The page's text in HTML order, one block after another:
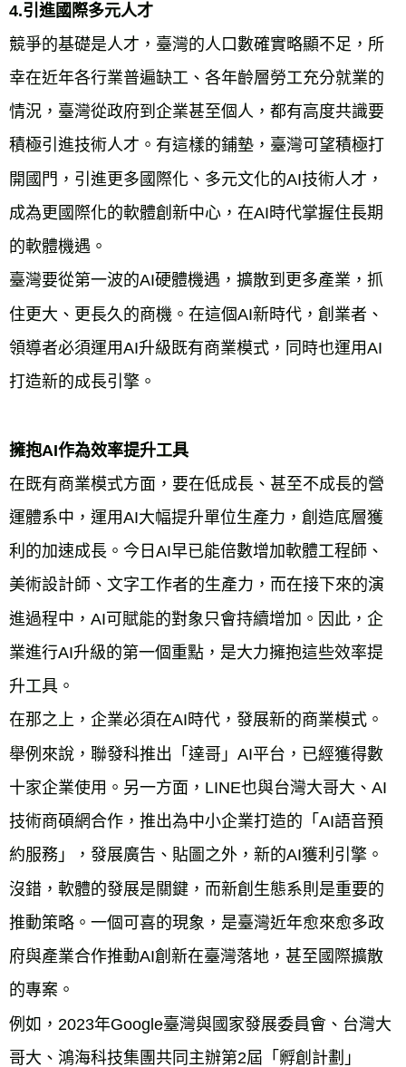
4.引進國際多元人才
競爭的基礎是人才，臺灣的人口數確實略顯不足，所
幸在近年各行業普遍缺工、各年齡層勞工充分就業的
情況，臺灣從政府到企業甚至個人，都有高度共識要
積極引進技術人才。有這樣的鋪墊，臺灣可望積極打
開國門，引進更多國際化、多元文化的AI技術人才，
成為更國際化的軟體創新中心，在AI時代掌握住長期
的軟體機遇。
臺灣要從第一波的AI硬體機遇，擴散到更多產業，抓
住更大、更長久的商機。在這個AI新時代，創業者、
領導者必須運用AI升級既有商業模式，同時也運用AI
擁抱AI作為效率提升工具
在既有商業模式方面，要在低成長、甚至不成長的營
運體系中，運用AI大幅提升單位生產力，創造底層獲
利的加速成長。今日AI早已能倍數增加軟體工程師、
美術設計師、文字工作者的生產力，而在接下來的演
進過程中，AI可賦能的對象只會持續增加。因此，企
業進行AI升級的第一個重點，是大力擁抱這些效率提
升工具。
在那之上，企業必須在AI時代，發展新的商業模式。
舉例來說，聯發科推出「達哥」AI平台，已經獲得數
十家企業使用。另一方面，LINE也與台灣大哥大、AI
技術商碩網合作，推出為中小企業打造的「AI語音預
約服務」，發展廣告、貼圖之外，新的AI獲利引擎。
沒錯，軟體的發展是關鍵，而新創生態系則是重要的
推動策略。一個可喜的現象，是臺灣近年愈來愈多政
府與產業合作推動AI創新在臺灣落地，甚至國際擴散
的專案。
例如，2023年Google臺灣與國家發展委員會、台灣大
哥大、鴻海科技集團共同主辦第2屆「孵創計劃」